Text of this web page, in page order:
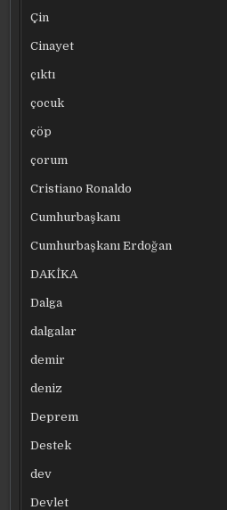
Çin
Cinayet
çıktı
çocuk
çöp
çorum
Cristiano Ronaldo
Cumhurbaşkanı
Cumhurbaşkanı Erdoğan
DAKİKA
Dalga
dalgalar
demir
deniz
Deprem
Destek
dev
Devlet